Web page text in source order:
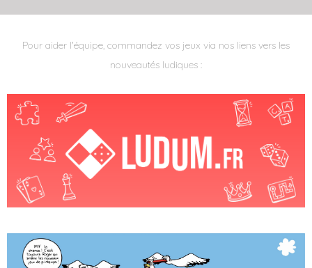
Pour aider l'équipe, commandez vos jeux via nos liens vers les
nouveautés ludiques :